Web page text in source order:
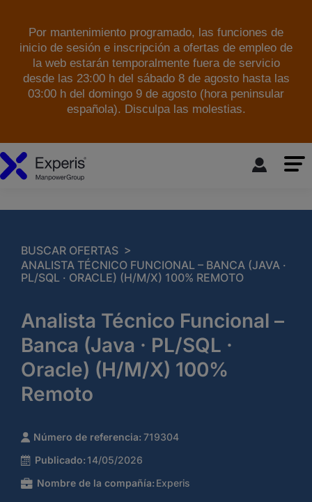
Por mantenimiento programado, las funciones de
inicio de sesión e inscripción a ofertas de empleo de
la web estarán temporalmente fuera de servicio
desde las 23:00 h del sábado 8 de agosto hasta las
03:00 h del domingo 9 de agosto (hora peninsular
española). Disculpa las molestias.
BUSCAR OFERTAS >
ANALISTA TÉCNICO FUNCIONAL – BANCA (JAVA ·
PL/SQL · ORACLE) (H/M/X) 100% REMOTO
Analista Técnico Funcional –
Banca (Java · PL/SQL ·
Oracle) (H/M/X) 100%
Remoto
Número de referencia: 719304
Publicado: 14/05/2026
Nombre de la compañía: Experis